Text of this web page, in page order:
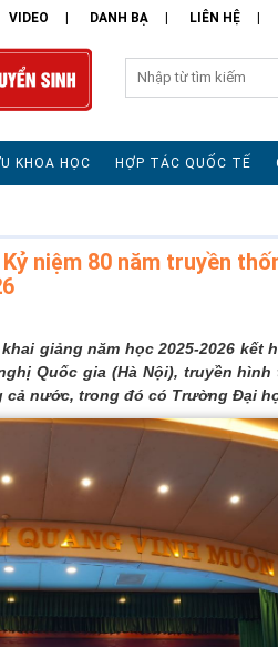
VIDEO DANH BẠ LIÊN HỆ
KHOA HỌC HỢP TÁC QUỐC TẾ
niệm 80 năm truyền
giảng năm học 2025-2026 kết
Quốc gia (Hà Nội), truyền hình
nước, trong đó có Trường Đại